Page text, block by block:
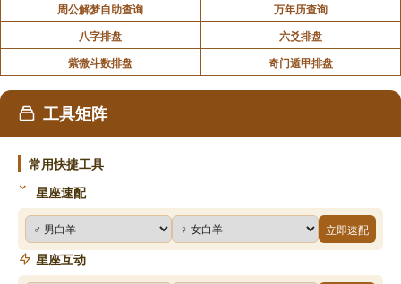
念完以后便飞走了，他也知道这些虫子一定会死掉，但
由于它们临死之前听见六字大明咒，因此捨报以后再也
不作小昆虫，不但如此，而且个个都成了大菩萨，这是
经典里写的，叫什麽菩萨?口溢香菩萨，因为他们的嘴
巴会发出香味，为什麽?他们被观音菩萨度化以后，生
生世世常念唵嘛呢呗美吽，用这个音声度化世人，他们
的嘴巴就像吐出香味一样，经常利益众生。所以各位，
以后不管走到哪里，市场或餐厅，要不断地念唵嘛呢呗
美吽，普遍与一切众生结善缘。将来各位成佛之后才能
给予他们真实利益。”
其实放生过程中，最重要的是为所有众生行三皈依并
周公解梦自助查询
万年历查询
八字排盘
六爻排盘
紫微斗数排盘
奇门遁甲排盘
工具矩阵
常用快捷工具
星座速配
立即速配
星座互动